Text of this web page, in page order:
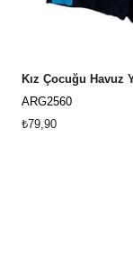
ARG2560
₺79,90